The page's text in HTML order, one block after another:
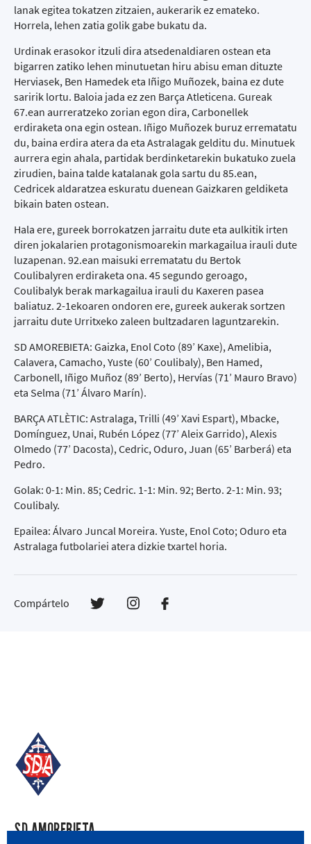
lanak egitea tokatzen zitzaien, aukerarik ez emateko.
Horrela, lehen zatia golik gabe bukatu da.
Urdinak erasokor itzuli dira atsedenaldiaren ostean eta
bigarren zatiko lehen minutuetan hiru abisu eman dituzte
Herviasek, Ben Hamedek eta Iñigo Muñozek, baina ez dute
saririk lortu. Baloia jada ez zen Barça Atleticena. Gureak
67.ean aurreratzeko zorian egon dira, Carbonellek
erdiraketa ona egin ostean. Iñigo Muñozek buruz errematatu
du, baina erdira atera da eta Astralagak gelditu du. Minutuek
aurrera egin ahala, partidak berdinketarekin bukatuko zuela
zirudien, baina talde katalanak gola sartu du 85.ean,
Cedricek aldaratzea eskuratu duenean Gaizkaren geldiketa
bikain baten ostean.
Hala ere, gureek borrokatzen jarraitu dute eta aulkitik irten
diren jokalarien protagonismoarekin markagailua irauli dute
luzapenan. 92.ean maisuki errematatu du Bertok
Coulibalyren erdiraketa ona. 45 segundo geroago,
Coulibalyk berak markagailua irauli du Kaxeren pasea
baliatuz. 2-1ekoaren ondoren ere, gureek aukerak sortzen
jarraitu dute Urritxeko zaleen bultzadaren laguntzarekin.
SD AMOREBIETA: Gaizka, Enol Coto (89’ Kaxe), Amelibia,
Calavera, Camacho, Yuste (60’ Coulibaly), Ben Hamed,
Carbonell, Iñigo Muñoz (89’ Berto), Hervías (71’ Mauro Bravo)
eta Selma (71’ Álvaro Marín).
BARÇA ATLÈTIC: Astralaga, Trilli (49’ Xavi Espart), Mbacke,
Domínguez, Unai, Rubén López (77’ Aleix Garrido), Alexis
Olmedo (77’ Dacosta), Cedric, Oduro, Juan (65’ Barberá) eta
Pedro.
Golak: 0-1: Min. 85; Cedric. 1-1: Min. 92; Berto. 2-1: Min. 93;
Coulibaly.
Epailea: Álvaro Juncal Moreira. Yuste, Enol Coto; Oduro eta
Astralaga futbolariei atera dizkie txartel horia.
Compártelo
SD AMOREBIETA